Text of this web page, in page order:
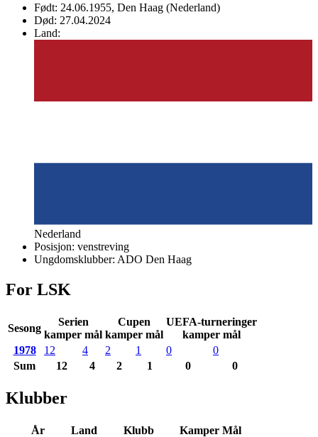
Født: 24.06.1955, Den Haag (Nederland)
Død: 27.04.2024
Land:
Nederland
Posisjon: venstreving
Ungdomsklubber: ADO Den Haag
For LSK
Sesong
Serien
kamper mål
Cupen
kamper mål
UEFA-turneringer
kamper mål
1978
12 4 2 1 0
0
Sum
12 4 2 1 0 0
Klubber
År Land Klubb Kamper Mål